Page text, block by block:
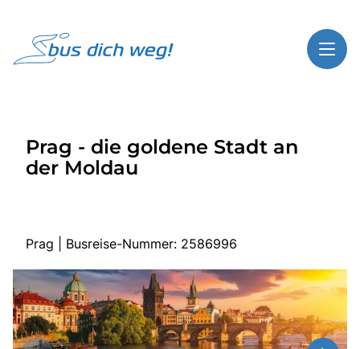
Highlights
Service
Start
Busreisen
Bus mieten
Prag - die goldene Stadt an
der Moldau
Prag | Busreise-Nummer: 2586996